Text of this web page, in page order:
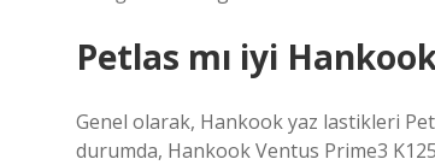
Petlas mı iyi
Genel olarak, Hankook yaz lastikleri
durumda, Hankook Ventus Prime3